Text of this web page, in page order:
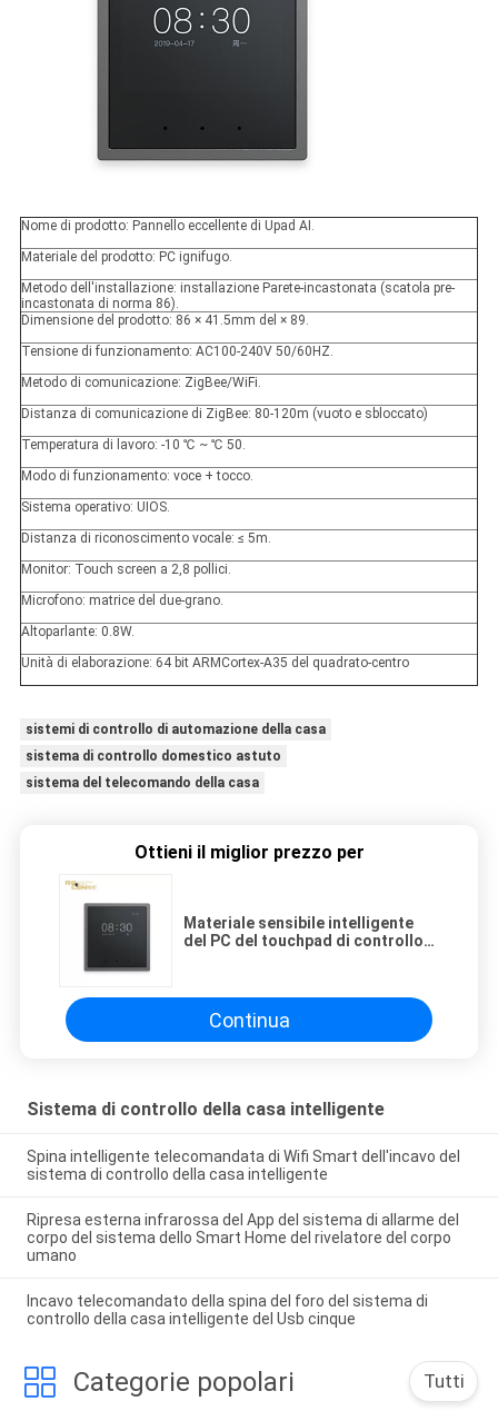
Nome di prodotto: Pannello eccellente di Upad AI.
Materiale del prodotto: PC ignifugo.
Metodo dell'installazione: installazione Parete-incastonata (scatola pre-
incastonata di norma 86).
Dimensione del prodotto: 86 × 41.5mm del × 89.
Tensione di funzionamento: AC100-240V 50/60HZ.
Metodo di comunicazione: ZigBee/WiFi.
Distanza di comunicazione di ZigBee: 80-120m (vuoto e sbloccato)
Temperatura di lavoro: -10 ℃ ~ ℃ 50.
Modo di funzionamento: voce + tocco.
Sistema operativo: UIOS.
Distanza di riconoscimento vocale: ≤ 5m.
Monitor: Touch screen a 2,8 pollici.
Microfono: matrice del due-grano.
Altoparlante: 0.8W.
Unità di elaborazione: 64 bit ARMCortex-A35 del quadrato-centro
sistemi di controllo di automazione della casa
sistema di controllo domestico astuto
sistema del telecomando della casa
Ottieni il miglior prezzo per
Materiale sensibile intelligente
del PC del touchpad di controllo
Continua
Sistema di controllo della casa intelligente
Spina intelligente telecomandata di Wifi Smart dell'incavo del
sistema di controllo della casa intelligente
Ripresa esterna infrarossa del App del sistema di allarme del
corpo del sistema dello Smart Home del rivelatore del corpo
umano
Incavo telecomandato della spina del foro del sistema di
controllo della casa intelligente del Usb cinque
Categorie popolari Tutti